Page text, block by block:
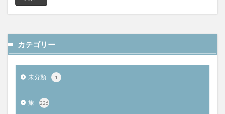
カテゴリー
未分類 1
旅 226